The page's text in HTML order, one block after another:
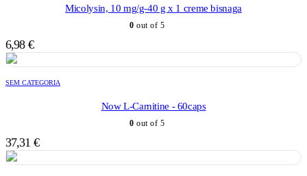
Micolysin, 10 mg/g-40 g x 1 creme bisnaga
0 out of 5
6,98 €
SEM CATEGORIA
Now L-Carnitine - 60caps
0 out of 5
37,31 €